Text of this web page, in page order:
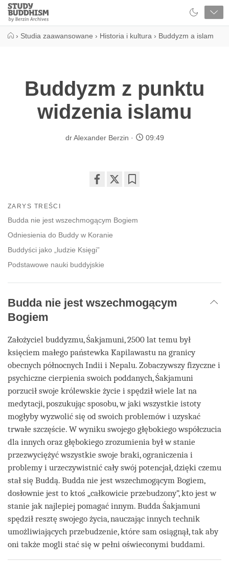
Close
Study
Buddhism
› Studia zaawansowane › Historia i kultura › Buddyzm a islam
Buddyzm z punktu
widzenia islamu
dr Alexander Berzin 09:49
facebook
ZARYS TREŚCI
Budda nie jest wszechmogącym Bogiem
Odniesienia do Buddy w Koranie
Buddyści jako „ludzie Księgi”
Podstawowe nauki buddyjskie
Budda nie jest wszechmogącym
Bogiem
Założyciel buddyzmu, Śakjamuni, 2500 lat temu był
księciem małego państewka Kapilawastu na granicy
obecnych północnych Indii i Nepalu. Zobaczywszy fizyczne i
psychiczne cierpienia swoich poddanych, Śakjamuni
porzucił swoje królewskie życie i spędził wiele lat na
medytacji, poszukując sposobu, w jaki wszystkie istoty
mogłyby wyzwolić się od swoich problemów i uzyskać
trwałe szczęście. W wyniku swojego głębokiego współczucia
dla innych oraz głębokiego zrozumienia był w stanie
przezwyciężyć wszystkie swoje braki, ograniczenia i
problemy i urzeczywistnić cały swój potencjał, dzięki czemu
stał się Buddą. Budda nie jest wszechmogącym Bogiem,
dosłownie jest to ktoś „całkowicie przebudzony”, kto jest w
stanie jak najlepiej pomagać innym. Budda Śakjamuni
spędził resztę swojego życia, nauczając innych technik
umożliwiających przebudzenie, które sam osiągnął, tak aby
oni także mogli stać się w pełni oświeconymi buddami.